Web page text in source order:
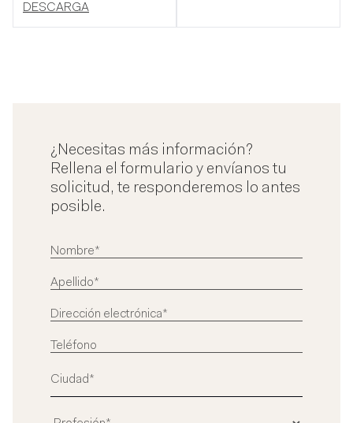
DESCARGA
¿Necesitas más información?
Rellena el formulario y envíanos tu
solicitud, te responderemos lo antes
posible.